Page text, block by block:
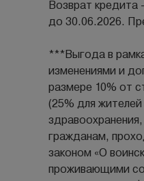
Возврат
до 30.06.2026.
***Выгода в
изменениями и
размере 10% от
(25% для
гражданам,
законом «О
проживающими